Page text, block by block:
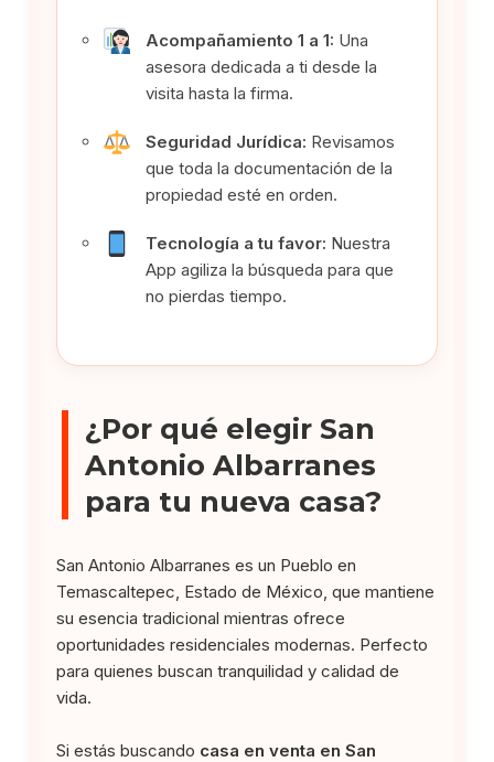
Acompañamiento 1 a 1: Una
asesora dedicada a ti desde la
visita hasta la firma.
Seguridad Jurídica: Revisamos
que toda la documentación de la
propiedad esté en orden.
Tecnología a tu favor: Nuestra
App agiliza la búsqueda para que
no pierdas tiempo.
¿Por qué elegir San
Antonio Albarranes
para tu nueva casa?
San Antonio Albarranes es un Pueblo en
Temascaltepec, Estado de México, que mantiene
su esencia tradicional mientras ofrece
oportunidades residenciales modernas. Perfecto
para quienes buscan tranquilidad y calidad de
vida.
Si estás buscando casa en venta en San